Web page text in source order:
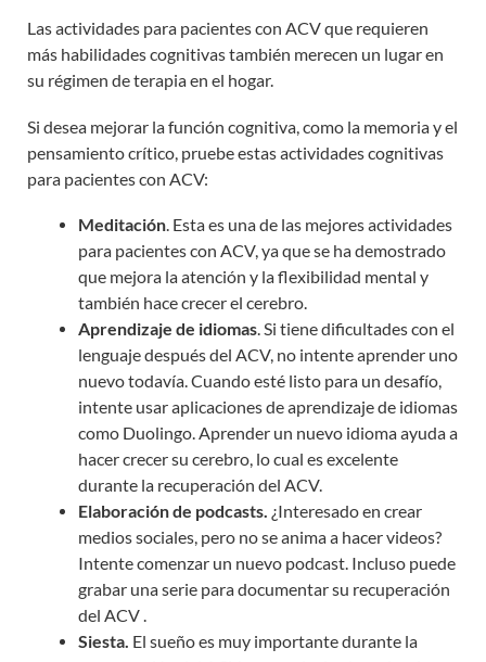
Las actividades para pacientes con ACV que requieren
más habilidades cognitivas también merecen un lugar en
su régimen de terapia en el hogar.
Si desea mejorar la función cognitiva, como la memoria y el
pensamiento crítico, pruebe estas actividades cognitivas
para pacientes con ACV:
Meditación. Esta es una de las mejores actividades
para pacientes con ACV, ya que se ha demostrado
que mejora la atención y la flexibilidad mental y
también hace crecer el cerebro.
Aprendizaje de idiomas. Si tiene dificultades con el
lenguaje después del ACV, no intente aprender uno
nuevo todavía. Cuando esté listo para un desafío,
intente usar aplicaciones de aprendizaje de idiomas
como Duolingo. Aprender un nuevo idioma ayuda a
hacer crecer su cerebro, lo cual es excelente
durante la recuperación del ACV.
Elaboración de podcasts. ¿Interesado en crear
medios sociales, pero no se anima a hacer videos?
Intente comenzar un nuevo podcast. Incluso puede
grabar una serie para documentar su recuperación
del ACV .
Siesta. El sueño es muy importante durante la